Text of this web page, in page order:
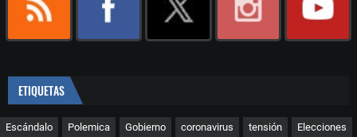
ETIQUETAS
Escándalo Polemica Gobierno coronavirus tensión Elecciones